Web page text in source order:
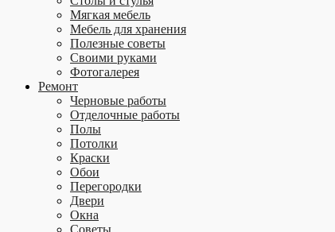
Мягкая мебель
Мебель для хранения
Полезные советы
Своими руками
Фотогалерея
Ремонт
Черновые работы
Отделочные работы
Полы
Потолки
Краски
Обои
Перегородки
Двери
Окна
Советы